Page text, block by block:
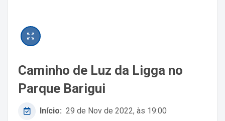
Caminho de Luz da Ligga no
Parque Barigui
Início: 29 de Nov de 2022, às 19:00